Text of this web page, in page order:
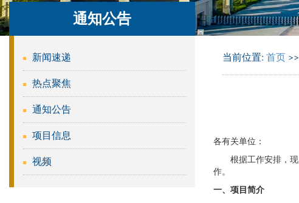
通知公告
新闻速递
热点聚焦
通知公告
项目信息
视频
当前位置: 首页 >>
各有关单位 ：
根据工作安排，
作。
一、项目简介